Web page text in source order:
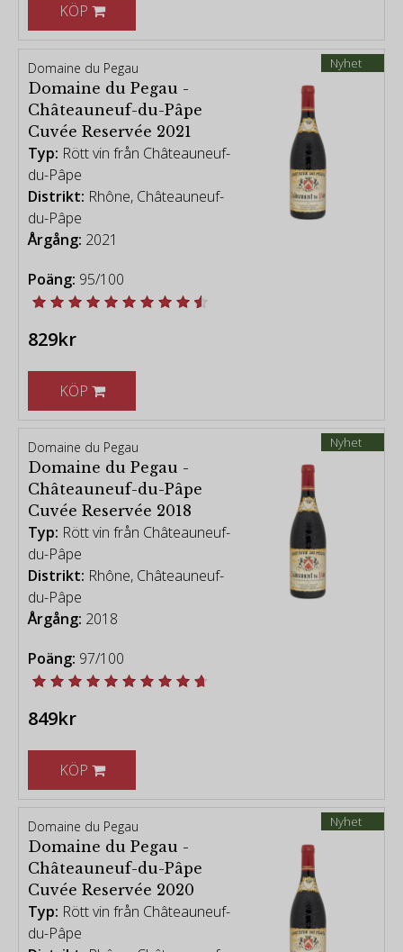
KÖP
Nyhet
Domaine du Pegau
Domaine du Pegau -
Châteauneuf-du-Pâpe
Cuvée Reservée 2021
Typ: Rött vin från Châteauneuf-
du-Pâpe
Distrikt: Rhône, Châteauneuf-
du-Pâpe
Årgång: 2021
Poäng: 95/100
829kr
KÖP
Nyhet
Domaine du Pegau
Domaine du Pegau -
Châteauneuf-du-Pâpe
Cuvée Reservée 2018
Typ: Rött vin från Châteauneuf-
du-Pâpe
Distrikt: Rhône, Châteauneuf-
du-Pâpe
Årgång: 2018
Poäng: 97/100
849kr
KÖP
Nyhet
Domaine du Pegau
Domaine du Pegau -
Châteauneuf-du-Pâpe
Cuvée Reservée 2020
Typ: Rött vin från Châteauneuf-
du-Pâpe